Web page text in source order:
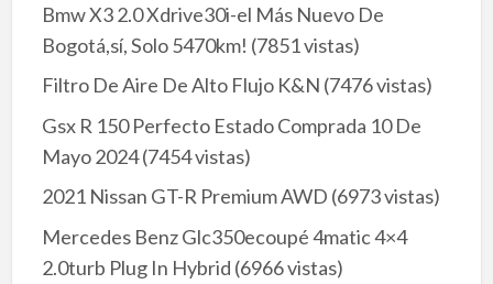
Bmw X3 2.0 Xdrive30i-el Más Nuevo De
Bogotá,sí, Solo 5470km! (7851 vistas)
Filtro De Aire De Alto Flujo K&N (7476 vistas)
Gsx R 150 Perfecto Estado Comprada 10 De
Mayo 2024(7454 vistas)
2021 Nissan GT-R Premium AWD (6973 vistas)
Mercedes Benz Glc350ecoupé 4matic 4×4
2.0turb Plug In Hybrid (6966 vistas)